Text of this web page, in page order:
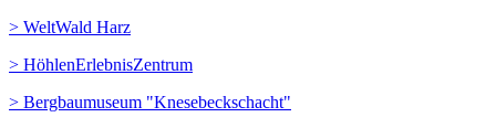
> WeltWald Harz
> HöhlenErlebnisZentrum
> Bergbaumuseum "Knesebeckschacht"